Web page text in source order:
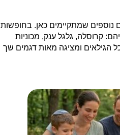
נוספים שמתקיימים כאן. בחופשות
קרוסלה, גלגל ענק, מכוניות
הגילאים ומציגה מאות דגמים שך